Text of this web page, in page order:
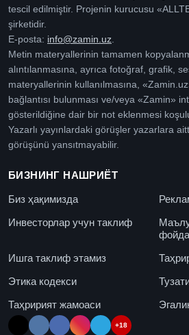
tescil edilmiştir. Projenin kurucusu
şirketidir.
E-posta: info@zamin.uz
Metin materyallerinin tamamen
alıntılanmasına, ayrıca fotoğraf, grafik,
materyallerinin kullanılmasına,
bağlantısı bulunması ve/veya «Zamin»
gösterildiğine dair bir not eklenmesi
Yazarlı yayınlardaki görüşler yazarlara
görüşünü yansıtmayabilir.
БИЗНИНГ НАШРИЁТ
Биз ҳақимизда
Инвесторлар учун таклиф
Ишга таклиф этамиз
Этика кодекси
Таҳририят жамоаси
+18